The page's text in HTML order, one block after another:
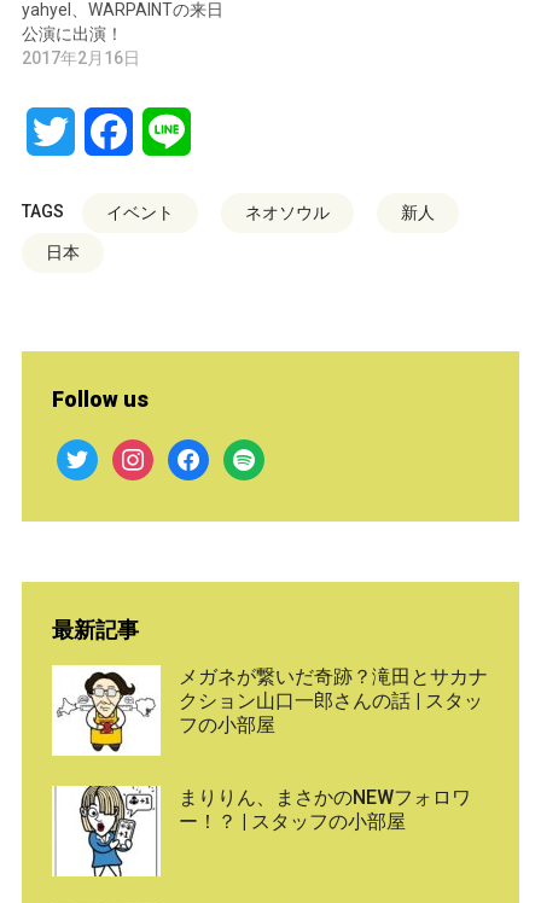
yahyel、WARPAINTの来日
公演に出演！
2017年2月16日
Twitter Facebook
TAGS イベント ネオソウル 新人
日本
Follow us
twitter instagramfacebook
spotify
最新記事
メガネが繋いだ奇跡？滝田とサカナ
クション山口一郎さんの話 | スタッ
フの小部屋
まりりん、まさかのNEWフォロワ
ー！？ | スタッフの小部屋